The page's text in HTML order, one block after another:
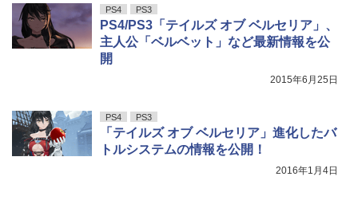
PS4 PS3
PS4/PS3「テイルズ オブ ベルセリア」、
主人公「ベルベット」など最新情報を公
開
2015年6月25日
PS4 PS3
「テイルズ オブ ベルセリア」進化したバ
トルシステムの情報を公開！
2016年1月4日